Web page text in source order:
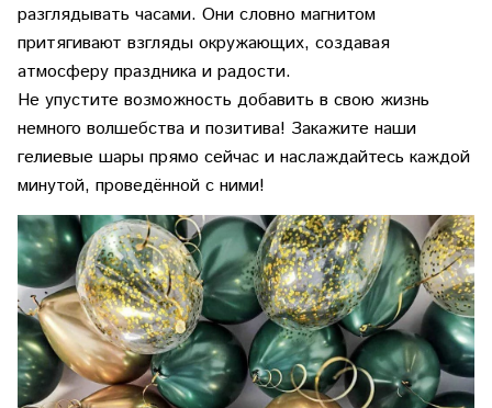
разглядывать часами. Они словно магнитом
притягивают взгляды окружающих, создавая
атмосферу праздника и радости.
Не упустите возможность добавить в свою жизнь
немного волшебства и позитива! Закажите наши
гелиевые шары прямо сейчас и наслаждайтесь каждой
минутой, проведённой с ними!